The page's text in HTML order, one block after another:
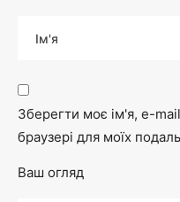
Зберегти моє ім'я, e-
браузері для моїх
Ваш огляд